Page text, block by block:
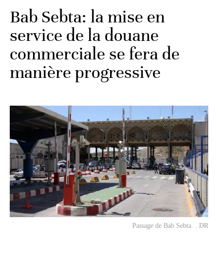
Bab Sebta: la mise en
service de la douane
commerciale se fera de
manière progressive
Passage de Bab Sebta. . DR